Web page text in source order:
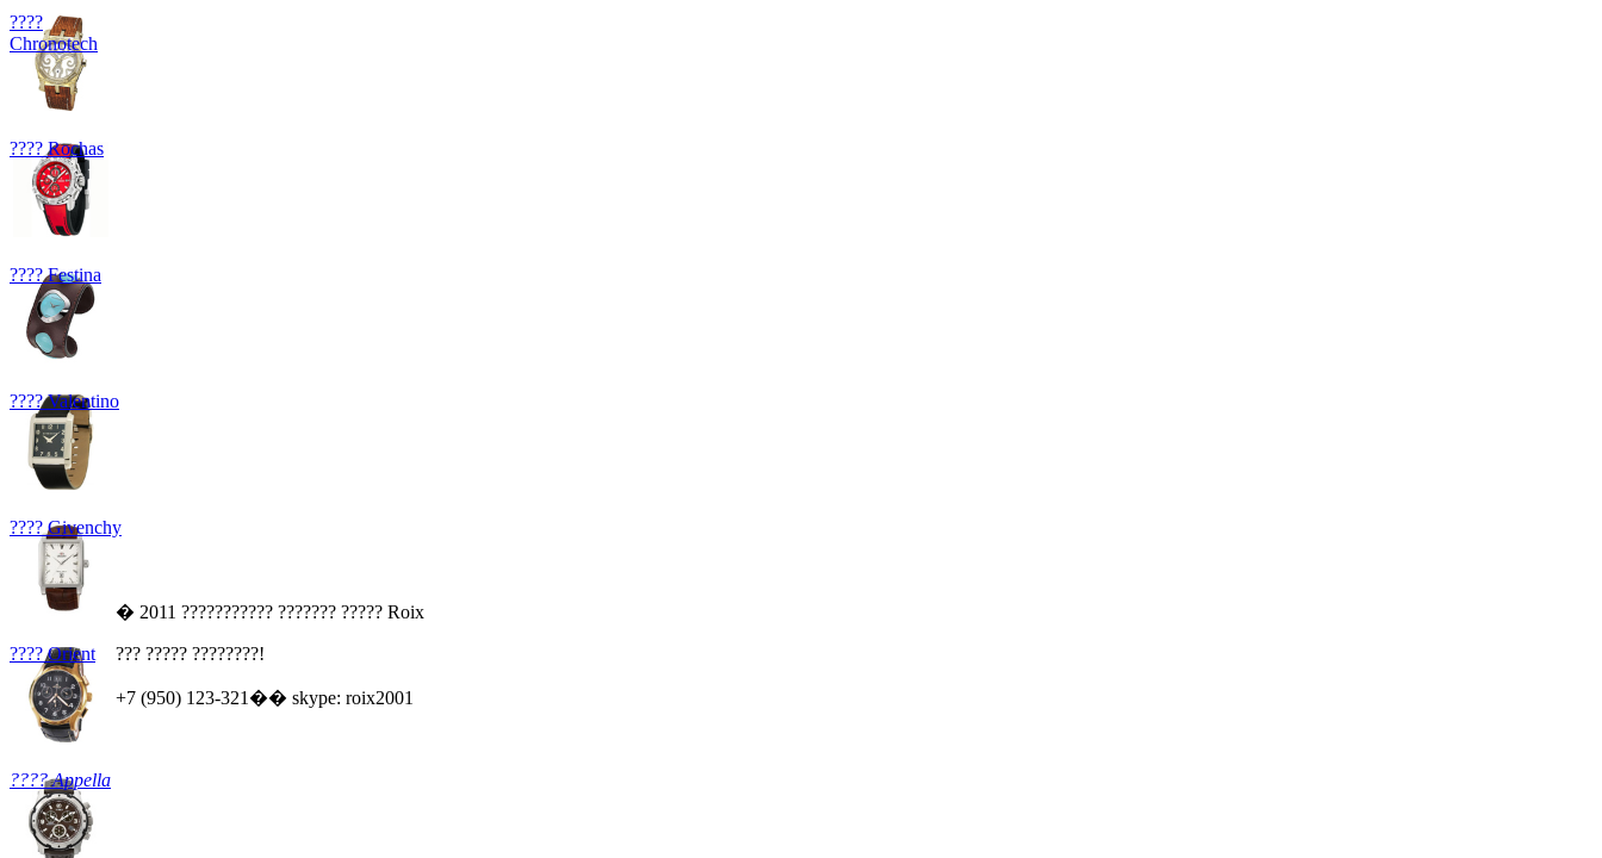
????
Chronotech
???? Rochas
???? Festina
???? Valentino
???? Givenchy
???? Orient
???? Appella
� 2011 ??????????? ??????? ????? Roix
??? ????? ????????!
+7 (950) 123-321�� skype: roix2001